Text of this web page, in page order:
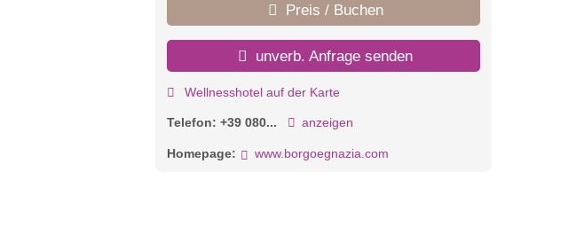
Preis / Buchen
unverb. Anfrage senden
Wellnesshotel auf der Karte
Telefon:+39 080... anzeigen
Homepage: www.borgoegnazia.com